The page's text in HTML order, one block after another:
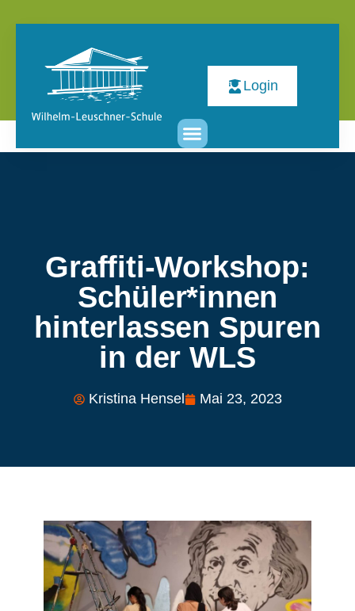
Login
Graffiti-Workshop:
Schüler*innen
hinterlassen Spuren
in der WLS
Kristina Hensel Mai 23, 2023